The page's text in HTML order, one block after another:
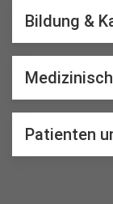
Bildung &
Patienten